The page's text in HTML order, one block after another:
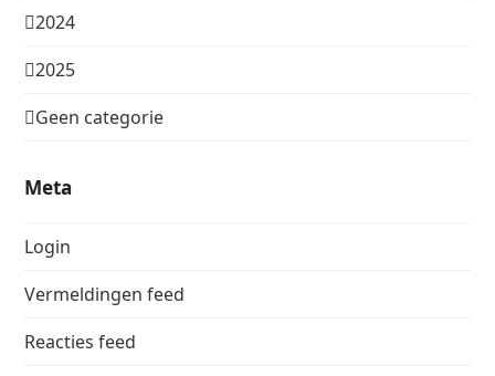
2024
2025
Geen categorie
Meta
Login
Vermeldingen feed
Reacties feed